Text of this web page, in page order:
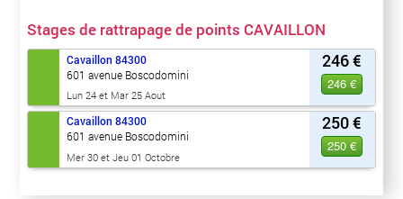
Stages de rattrapage de points CAVAILLON
246 €
246 €
Cavaillon 84300
601 avenue Boscodomini
Lun 24 et Mar 25 Aout
250 €
250 €
Cavaillon 84300
601 avenue Boscodomini
Mer 30 et Jeu 01 Octobre